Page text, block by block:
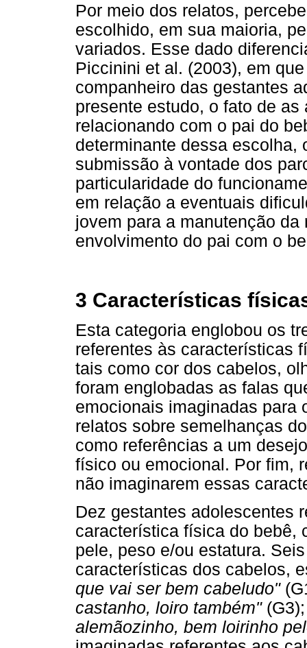
Por meio dos relatos,
escolhido, em sua maioria,
variados. Esse dado
Piccinini et al. (2003), em
companheiro das gestantes
presente estudo, o fato de
relacionando com o pai do
determinante dessa escolha,
submissão à vontade dos
particularidade do
em relação a eventuais
jovem para a manutenção
envolvimento do pai com o
3 Características
Esta categoria englobou os
referentes às características
tais como cor dos cabelos,
foram englobadas as falas
emocionais imaginadas para
relatos sobre semelhanças
como referências a um
físico ou emocional. Por fim,
não imaginarem essas
Dez gestantes adolescentes
característica física do bebê,
pele, peso e/ou estatura.
características dos cabelos,
que vai ser bem cabeludo"
castanho, loiro também"
alemãozinho, bem loirinho